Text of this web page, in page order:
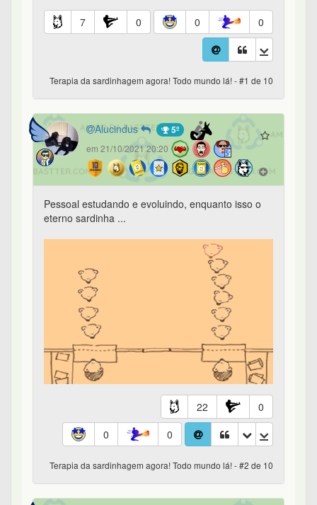
7 0 0 0
Terapia da sardinhagem agora! Todo mundo lá! - #1 de 10
Alucindus 5º
em 21/10/2021 20:20
Pessoal estudando e evoluindo, enquanto isso o
eterno sardinha ...
22
0
0
0
Terapia da sardinhagem agora! Todo mundo lá! - #2 de 10